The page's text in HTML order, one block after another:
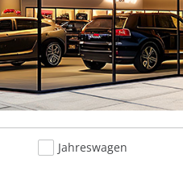
Jahreswagen